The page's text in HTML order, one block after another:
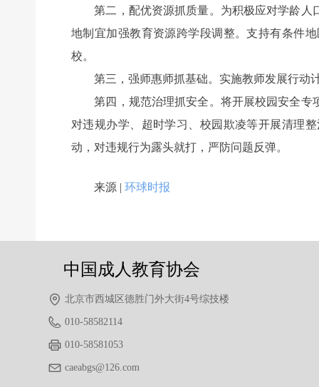
第二，配优资源抓质量。为积极应对学龄人
地制宜加强教育资源跨学段调整。支持有条件
校。
第三，强师惠师抓基础。实施教师发展行动计
第四，规范治理抓安全。将开展校园安全专
对违规办学、超时学习、校园欺凌等开展清理
动，对违规行为露头就打，严防问题反弹。
来源 | 环球时报
北京市西城区德胜门外大街4号综技楼
010-58582114
010-58581053
caeabgs@126.com
中国成人教育协会